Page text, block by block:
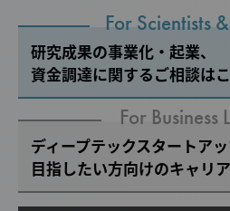
For Scientists
研究成果の事業化・起業、
資金調達に関するご相談は
For Business
ディープテックスタートア
目指したい方向けのキャリ